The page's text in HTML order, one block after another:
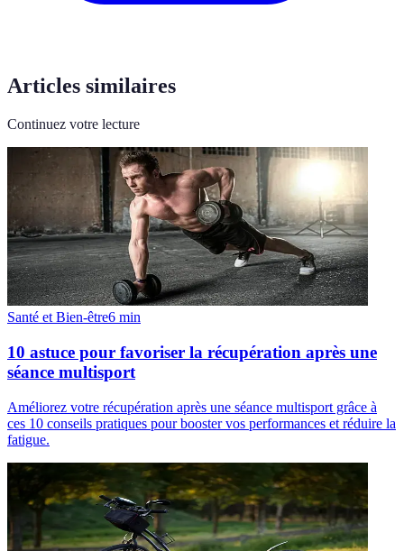
Articles similaires
Continuez votre lecture
Santé et Bien-être6 min
10 astuce pour favoriser la récupération après une
séance multisport
Améliorez votre récupération après une séance multisport grâce à
ces 10 conseils pratiques pour booster vos performances et réduire la
fatigue.